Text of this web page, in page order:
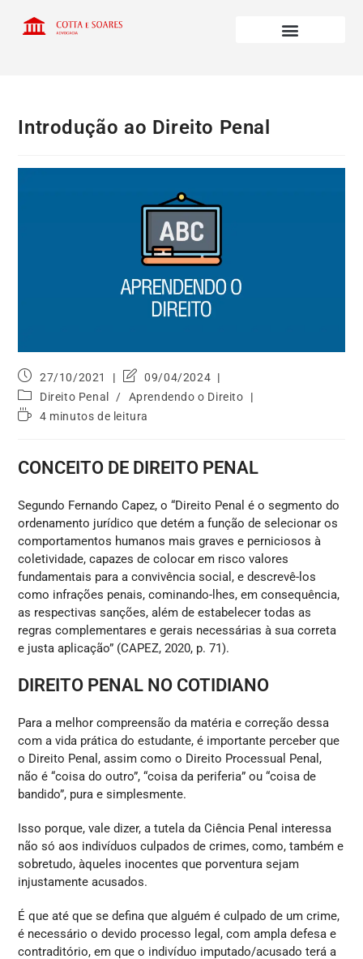
Introdução ao Direito Penal
27/10/2021
09/04/2024
Direito Penal
/
Aprendendo o Direito
4 minutos de leitura
CONCEITO DE DIREITO PENAL
Segundo Fernando Capez, o “Direito Penal é o segmento do
ordenamento jurídico que detém a função de selecionar os
comportamentos humanos mais graves e perniciosos à
coletividade, capazes de colocar em risco valores
fundamentais para a convivência social, e descrevê-los
como infrações penais, cominando-lhes, em consequência,
as respectivas sanções, além de estabelecer todas as
regras complementares e gerais necessárias à sua correta
e justa aplicação” (CAPEZ, 2020, p. 71).
DIREITO PENAL NO COTIDIANO
Para a melhor compreensão da matéria e correção dessa
com a vida prática do estudante, é importante perceber que
o Direito Penal, assim como o Direito Processual Penal,
não é “coisa do outro”, “coisa da periferia” ou “coisa de
bandido”, pura e simplesmente.
Isso porque, vale dizer, a tutela da Ciência Penal interessa
não só aos indivíduos culpados de crimes, como, também e
sobretudo, àqueles inocentes que porventura sejam
injustamente acusados.
É que até que se defina que alguém é culpado de um crime,
é necessário o devido processo legal, com ampla defesa e
contraditório, em que o indivíduo imputado/acusado terá a